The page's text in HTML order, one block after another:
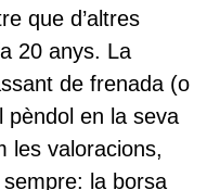
que d’altres
20 anys. La
de frenada (o
pèndol en la seva
les valoracions,
la borsa